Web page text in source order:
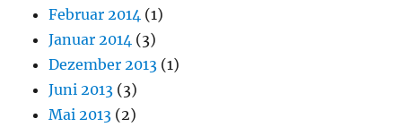
Februar 2014 (1)
Januar 2014 (3)
Dezember 2013 (1)
Juni 2013 (3)
Mai 2013 (2)